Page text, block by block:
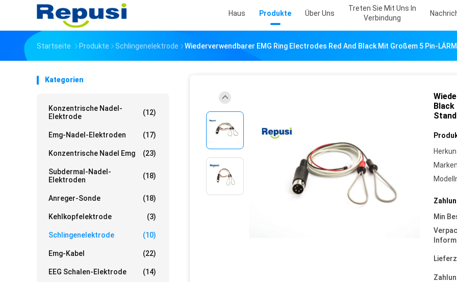
Haus Produkte Über Uns
Treten Sie Mit Uns In
Verbindung
Startseite Produkte Schlingenelektrode Wiederverwendbarer EMG Ring Electrodes Red And Black Mit Großem 5 Pin-
Kategorien
Konzentrische Nadel-
Elektrode
(12)
Emg-Nadel-Elektroden (17)
Konzentrische Nadel Emg (23)
Subdermal-Nadel-
Elektroden
(18)
Anreger-Sonde (18)
Kehlkopfelektrode (3)
Schlingenelektrode (10)
Emg-Kabel (22)
EEG Schalen-Elektrode (14)
Black
Min